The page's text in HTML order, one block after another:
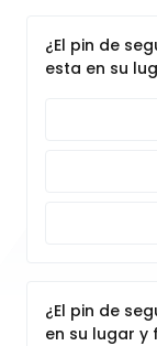
¿El pin de
esta en su
¿El pin de
en su lugar